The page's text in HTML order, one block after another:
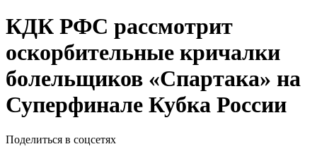
КДК РФС рассмотрит
оскорбительные кричалки
болельщиков «Спартака» на
Суперфинале Кубка России
Поделиться в соцсетях